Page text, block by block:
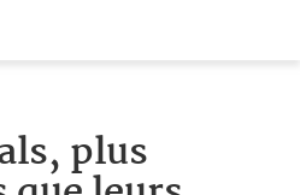
plus